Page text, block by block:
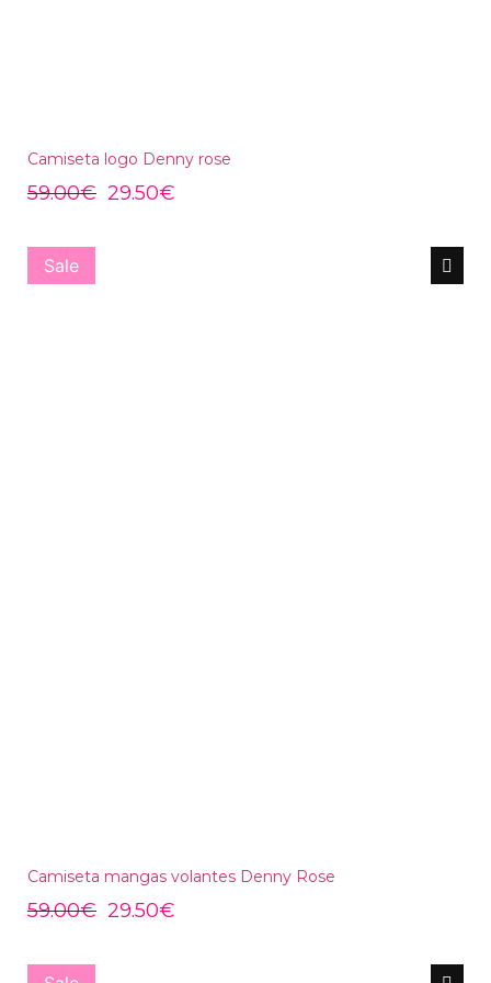
Camiseta logo Denny rose
59.00€ 29.50€
Sale
Camiseta mangas volantes Denny Rose
59.00€ 29.50€